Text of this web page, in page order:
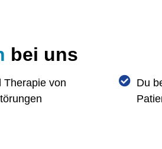
bei uns
Therapie von
Du